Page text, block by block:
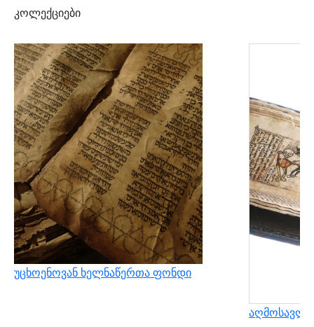
კოლექციები
უცხოენოვან ხელნაწერთა ფონდი